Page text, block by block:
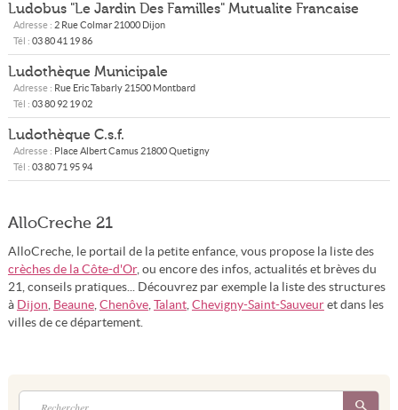
Ludobus "Le Jardin Des Familles" Mutualite Francaise
Adresse : 2 Rue Colmar 21000 Dijon
Tél : 03 80 41 19 86
Ludothèque Municipale
Adresse : Rue Eric Tabarly 21500 Montbard
Tél : 03 80 92 19 02
Ludothèque C.s.f.
Adresse : Place Albert Camus 21800Quetigny
Tél : 03 80 71 95 94
AlloCreche 21
AlloCreche, le portail de la petite enfance, vous propose la liste des
crèches de la Côte-d'Or, ou encore des infos, actualités et brèves du
21, conseils pratiques... Découvrez par exemple la liste des structures
à Dijon, Beaune, Chenôve, Talant, Chevigny-Saint-Sauveuret dans les
villes de ce département.